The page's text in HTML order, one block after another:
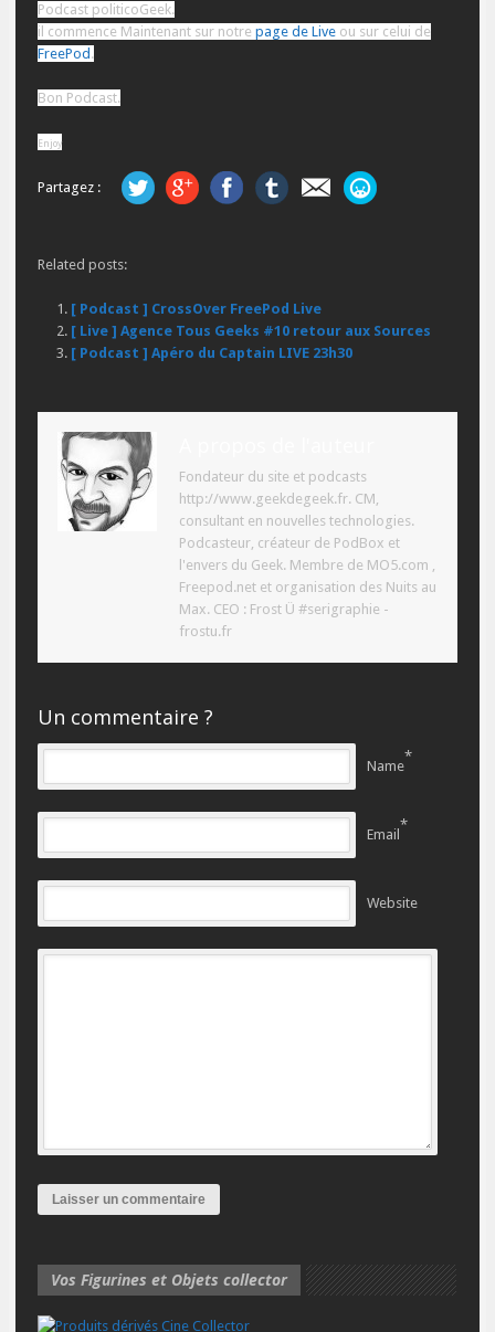
Podcast politicoGeek.
il commence Maintenant sur notre page de Live ou sur celui de
FreePod .
Bon Podcast.
Enjoy
Partagez :
Related posts:
[ Podcast ] CrossOver FreePod Live
[ Live ] Agence Tous Geeks #10 retour aux Sources
[ Podcast ] Apéro du Captain LIVE 23h30
Fondateur du site et podcasts
http://www.geekdegeek.fr. CM,
consultant en nouvelles technologies.
Podcasteur, créateur de PodBox et
l'envers du Geek. Membre de MO5.com ,
Freepod.net et organisation des Nuits au
Max. CEO : Frost Ü #serigraphie -
frostu.fr
Un commentaire ?
Name
*
Email
*
Website
Vos Figurines et Objets collector